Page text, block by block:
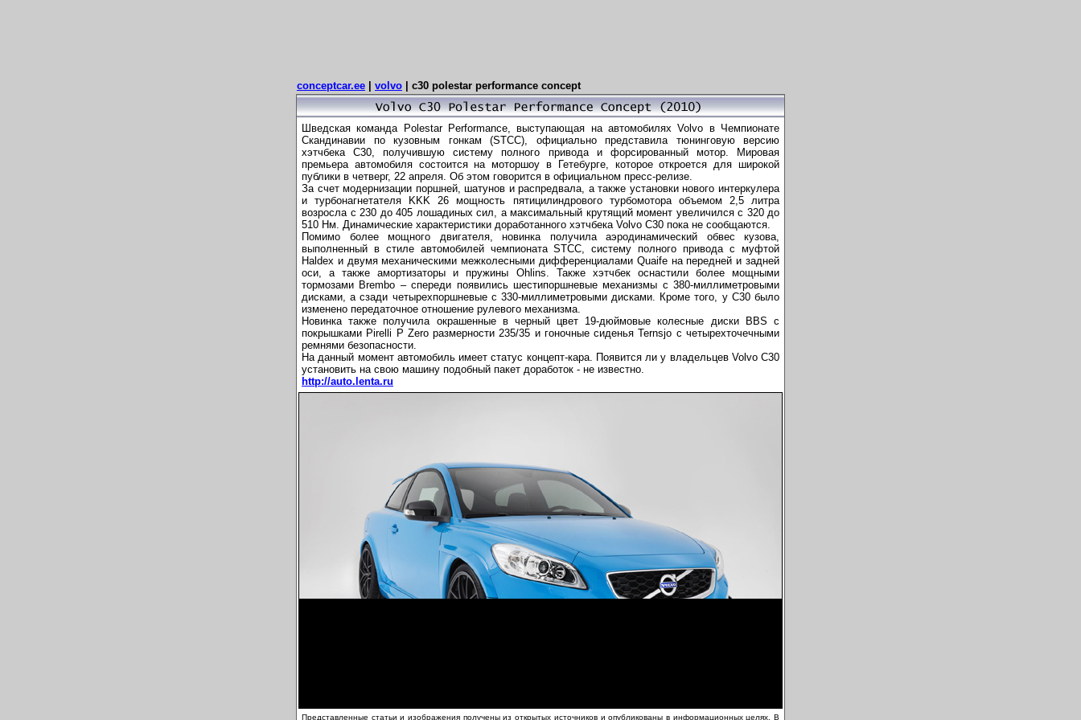
conceptcar.ee volvo c30 polestar performance concept
Шведская команда Polestar Performance, выступающая на автомобилях Volvo в Чемпионате
Скандинавии по кузовным гонкам (STCC), официально представила тюнинговую версию
хэтчбека С30, получившую систему полного привода и форсированный мотор. Мировая
премьера автомобиля состоится на моторшоу в Гетебурге, которое откроется для широкой
публики в четверг, 22 апреля. Об этом говорится в официальном пресс-релизе.
За счет модернизации поршней, шатунов и распредвала, а также установки нового интеркулера
и турбонагнетателя KKK 26 мощность пятицилиндрового турбомотора объемом 2,5 литра
возросла с 230 до 405 лошадиных сил, а максимальный крутящий момент увеличился с 320 до
510 Нм. Динамические характеристики доработанного хэтчбека Volvo C30 пока не сообщаются.
Помимо более мощного двигателя, новинка получила аэродинамический обвес кузова,
выполненный в стиле автомобилей чемпионата STCC, систему полного привода с муфтой
Haldex и двумя механическими межколесными дифференциалами Quaife на передней и задней
оси, а также амортизаторы и пружины Ohlins. Также хэтчбек оснастили более мощными
тормозами Brembo – спереди появились шестипоршневые механизмы с 380-миллиметровыми
дисками, а сзади четырехпоршневые с 330-миллиметровыми дисками. Кроме того, у C30 было
изменено передаточное отношение рулевого механизма.
Новинка также получила окрашенные в черный цвет 19-дюймовые колесные диски BBS с
покрышками Pirelli P Zero размерности 235/35 и гоночные сиденья Ternsjo с четырехточечными
ремнями безопасности.
На данный момент автомобиль имеет статус концепт-кара. Появится ли у владельцев Volvo C30
установить на свою машину подобный пакет доработок - не известно.
http://auto.lenta.ru
Представленные статьи и изображения получены из открытых источников и опубликованы в информационных целях. В